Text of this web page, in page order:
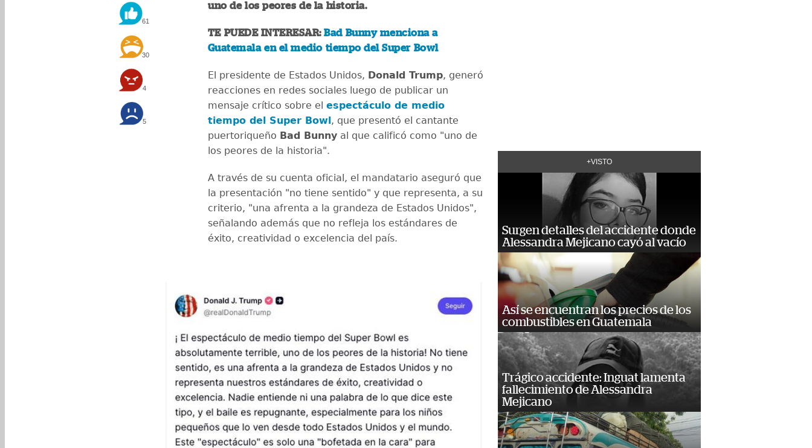
61
30
4
5
uno de los peores de la historia.
TE PUEDE INTERESAR:Bad Bunny menciona a
Guatemala en el medio tiempo del Super Bowl
El presidente de Estados Unidos, Donald Trump, generó
reacciones en redes sociales luego de publicar un
mensaje crítico sobre el espectáculo de medio
tiempo del Super Bowl, que presentó el cantante
puertoriqueño Bad Bunny al que calificó como "uno de
los peores de la historia".
A través de su cuenta oficial, el mandatario aseguró que
la presentación "no tiene sentido" y que representa, a su
criterio, "una afrenta a la grandeza de Estados Unidos",
señalando además que no refleja los estándares de
éxito, creatividad o excelencia del país.
+VISTO
Surgen detalles del accidente donde
Alessandra Mejicano cayó al vacío
Así se encuentran los precios de los
combustibles en Guatemala
Trágico accidente: Inguat lamenta
fallecimiento de Alessandra
Mejicano